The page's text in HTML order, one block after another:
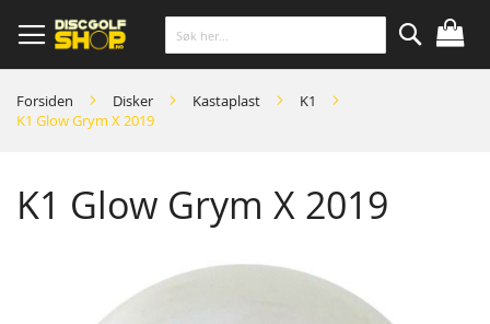
to
Content
Søk
Forsiden Disker Kastaplast
K1
K1 Glow Grym X 2019
K1 Glow Grym X 2019